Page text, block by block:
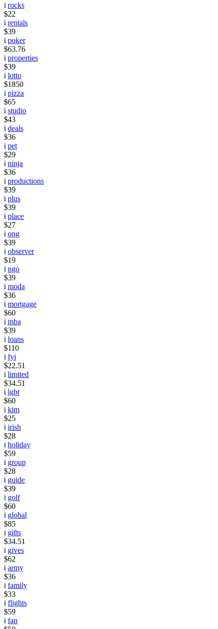
i rocks
$22
i rentals
$39
i poker
$63.76
i properties
$39
i lotto
$1850
i pizza
$65
i studio
$43
i deals
$36
i pet
$29
i ninja
$36
i productions
$39
i plus
$39
i place
$27
i ong
$39
i observer
$19
i ngo
$39
i moda
$36
i mortgage
$60
i mba
$39
i loans
$110
i fyi
$22.51
i limited
$34.51
i lgbt
$60
i kim
$25
i irish
$28
i holiday
$59
i group
$28
i guide
$39
i golf
$60
i global
$85
i gifts
$34.51
i gives
$62
i army
$36
i family
$33
i flights
$59
i fan